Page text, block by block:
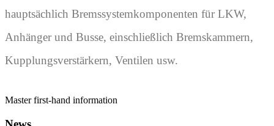
hauptsächlich Bremssystemkomponenten für LKW,
Anhänger und Busse, einschließlich Bremskammern,
Kupplungsverstärkern, Ventilen usw.
Master first-hand information